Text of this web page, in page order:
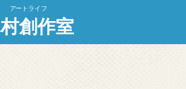
アートライフ
創作室